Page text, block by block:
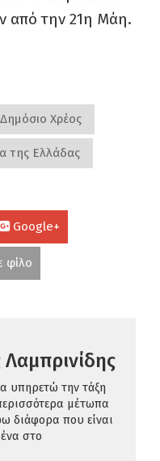
από την 21η Μάη.
Δημόσιο Χρέος
της Ελλάδας
Google+
φίλο
Λαμπρινίδης
υπηρετώ την τάξη
μέτωπα
διάφορα που είναι
στο